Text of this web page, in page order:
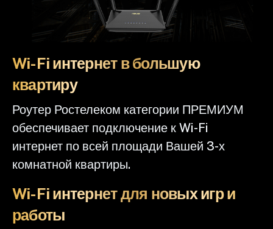
Wi-Fi интернет в большую
квартиру
Роутер Ростелеком категории ПРЕМИУМ
обеспечивает подключение к Wi-Fi
интернет по всей площади Вашей 3-х
комнатной квартиры.
Wi-Fi интернет для новых игр и
работы